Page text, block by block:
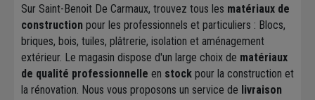
Sur Saint-Benoit De Carmaux, trouvez tous les matériaux de
construction pour les professionnels et particuliers : Blocs,
briques, bois, tuiles, plâtrerie, isolation et aménagement
extérieur. Le magasin dispose d'un large choix de matériaux
de qualité professionnelle en stock pour la construction et
la rénovation. Nous vous proposons un service de livraison